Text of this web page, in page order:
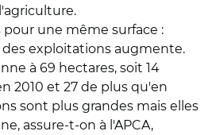
une même surface :
exploitations augmente.
à 69 hectares, soit 14
2010 et 27 de plus qu'en
sont plus grandes mais elles
assure-t-on à l'APCA,